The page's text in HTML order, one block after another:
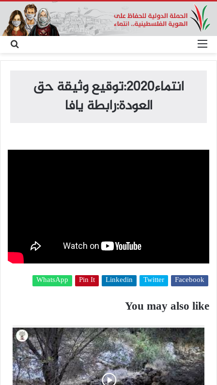
عن
انتماء2020:توقيع وثيقة حق
العودة:رابطة يافا
Facebook
Twitter
Linkedin
Pin It
WhatsApp
You may also like